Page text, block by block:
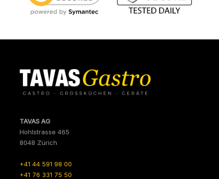
TAVAS AG
Hohlstrasse 465
8048 Zürich
+41 44 591 98 00
+41 76 331 75 50